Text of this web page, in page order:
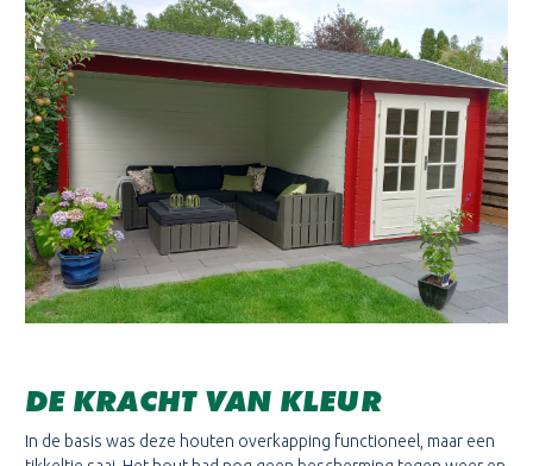
DE KRACHT VAN KLEUR
In de basis was deze houten overkapping functioneel, maar een